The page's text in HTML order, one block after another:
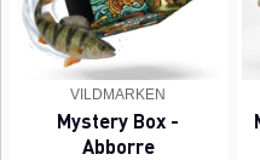
VILDMARKEN
Mystery Box -
Abborre